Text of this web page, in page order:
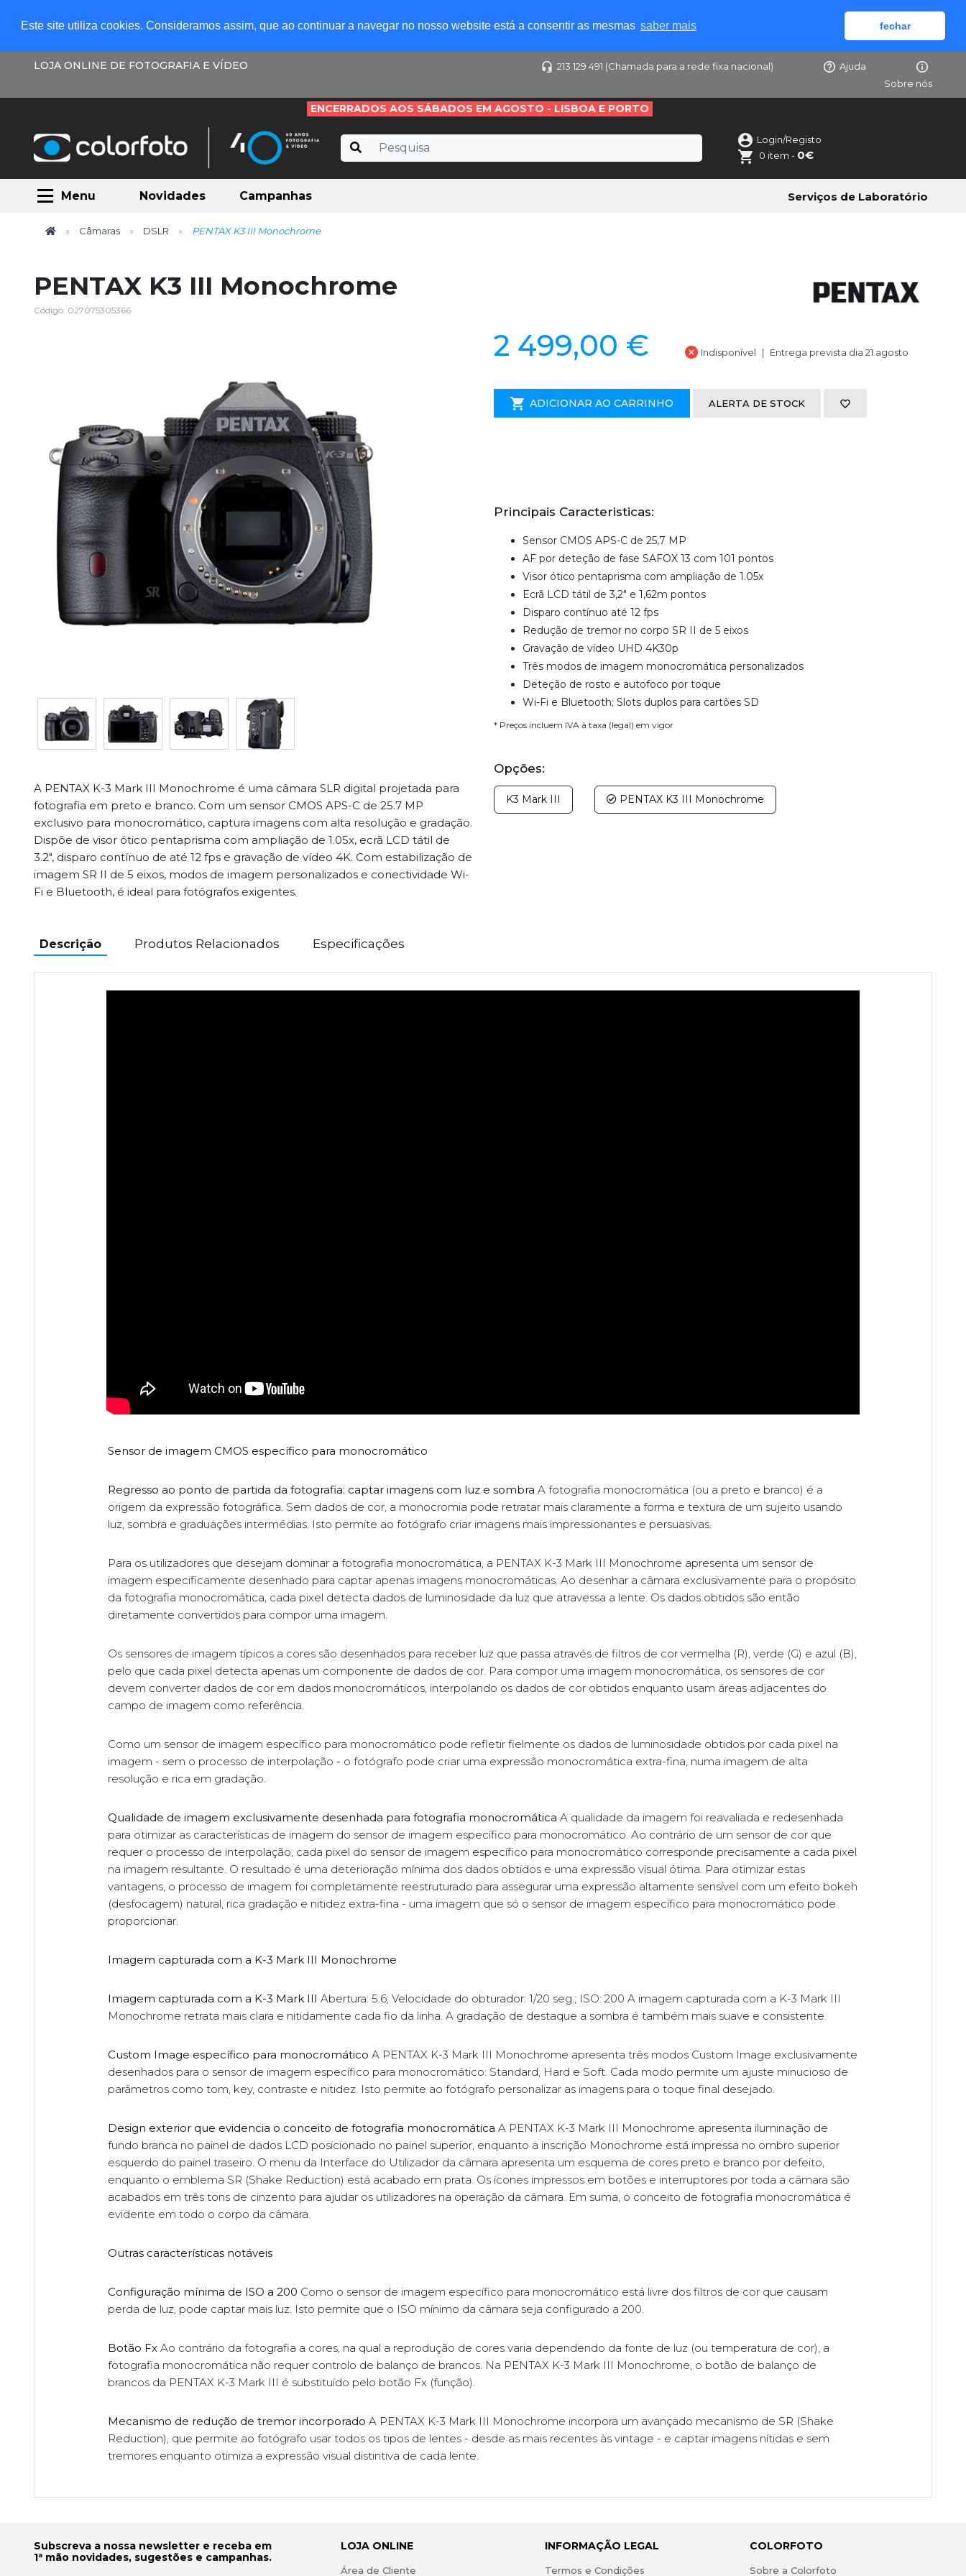
Este site utiliza cookies. Consideramos assim, que ao continuar a navegar no nosso website está a consentir as mesmas saber mais fechar
LOJA ONLINE DE FOTOGRAFIA E VÍDEO 213 129 491 (Chamada para a rede fixa nacional)
Ajuda
Sobre nós
ENCERRADOS AOS SÁBADOS EM AGOSTO - LISBOA E PORTO
Login/Registo
0 item - 0€
Menu Novidades Campanhas Serviços de Laboratório
Câmaras DSLR PENTAX K3 III Monochrome
PENTAX K3 III Monochrome
Código: 027075305366
A PENTAX K-3 Mark III Monochrome é uma câmara SLR digital projetada para
fotografia em preto e branco. Com um sensor CMOS APS-C de 25.7 MP
exclusivo para monocromático, captura imagens com alta resolução e gradação.
Dispõe de visor ótico pentaprisma com ampliação de 1.05x, ecrã LCD tátil de
3.2", disparo contínuo de até 12 fps e gravação de vídeo 4K. Com estabilização de
imagem SR II de 5 eixos, modos de imagem personalizados e conectividade Wi-
Fi e Bluetooth, é ideal para fotógrafos exigentes.
2 499,00 € Indisponível Entrega prevista dia 21 agosto
ADICIONAR AO CARRINHO ALERTA DE STOCK
Principais Caracteristicas:
Sensor CMOS APS-C de 25,7 MP
AF por deteção de fase SAFOX 13 com 101 pontos
Visor ótico pentaprisma com ampliação de 1.05x
Ecrã LCD tátil de 3,2" e 1,62m pontos
Disparo contínuo até 12 fps
Redução de tremor no corpo SR II de 5 eixos
Gravação de vídeo UHD 4K30p
Três modos de imagem monocromática personalizados
Deteção de rosto e autofoco por toque
Wi-Fi e Bluetooth; Slots duplos para cartões SD
* Preços incluem IVA à taxa (legal) em vigor
Opções:
K3 Mark III PENTAX K3 III Monochrome
Descrição Produtos Relacionados Especificações
Sensor de imagem CMOS específico para monocromático
Regresso ao ponto de partida da fotografia: captar imagens com luz e sombra A fotografia monocromática (ou a preto e branco) é a
origem da expressão fotográfica. Sem dados de cor, a monocromia pode retratar mais claramente a forma e textura de um sujeito usando
luz, sombra e graduações intermédias. Isto permite ao fotógrafo criar imagens mais impressionantes e persuasivas.
Para os utilizadores que desejam dominar a fotografia monocromática, a PENTAX K-3 Mark III Monochrome apresenta um sensor de
imagem especificamente desenhado para captar apenas imagens monocromáticas. Ao desenhar a câmara exclusivamente para o propósito
da fotografia monocromática, cada pixel detecta dados de luminosidade da luz que atravessa a lente. Os dados obtidos são então
diretamente convertidos para compor uma imagem.
Os sensores de imagem típicos a cores são desenhados para receber luz que passa através de filtros de cor vermelha (R), verde (G) e azul (B),
pelo que cada pixel detecta apenas um componente de dados de cor. Para compor uma imagem monocromática, os sensores de cor
devem converter dados de cor em dados monocromáticos, interpolando os dados de cor obtidos enquanto usam áreas adjacentes do
campo de imagem como referência.
Como um sensor de imagem específico para monocromático pode refletir fielmente os dados de luminosidade obtidos por cada pixel na
imagem - sem o processo de interpolação - o fotógrafo pode criar uma expressão monocromática extra-fina, numa imagem de alta
resolução e rica em gradação.
Qualidade de imagem exclusivamente desenhada para fotografia monocromática A qualidade da imagem foi reavaliada e redesenhada
para otimizar as características de imagem do sensor de imagem específico para monocromático. Ao contrário de um sensor de cor que
requer o processo de interpolação, cada pixel do sensor de imagem específico para monocromático corresponde precisamente a cada pixel
na imagem resultante. O resultado é uma deterioração mínima dos dados obtidos e uma expressão visual ótima. Para otimizar estas
vantagens, o processo de imagem foi completamente reestruturado para assegurar uma expressão altamente sensível com um efeito bokeh
(desfocagem) natural, rica gradação e nitidez extra-fina - uma imagem que só o sensor de imagem específico para monocromático pode
proporcionar.
Imagem capturada com a K-3 Mark III Monochrome
Imagem capturada com a K-3 Mark III Abertura: 5.6; Velocidade do obturador: 1/20 seg.; ISO: 200 A imagem capturada com a K-3 Mark III
Monochrome retrata mais clara e nitidamente cada fio da linha. A gradação de destaque a sombra é também mais suave e consistente.
Custom Image específico para monocromático A PENTAX K-3 Mark III Monochrome apresenta três modos Custom Image exclusivamente
desenhados para o sensor de imagem específico para monocromático: Standard, Hard e Soft. Cada modo permite um ajuste minucioso de
parâmetros como tom, key, contraste e nitidez. Isto permite ao fotógrafo personalizar as imagens para o toque final desejado.
Design exterior que evidencia o conceito de fotografia monocromática A PENTAX K-3 Mark III Monochrome apresenta iluminação de
fundo branca no painel de dados LCD posicionado no painel superior, enquanto a inscrição Monochrome está impressa no ombro superior
esquerdo do painel traseiro. O menu da Interface do Utilizador da câmara apresenta um esquema de cores preto e branco por defeito,
enquanto o emblema SR (Shake Reduction) está acabado em prata. Os ícones impressos em botões e interruptores por toda a câmara são
acabados em três tons de cinzento para ajudar os utilizadores na operação da câmara. Em suma, o conceito de fotografia monocromática é
evidente em todo o corpo da câmara.
Outras características notáveis
Configuração mínima de ISO a 200 Como o sensor de imagem específico para monocromático está livre dos filtros de cor que causam
perda de luz, pode captar mais luz. Isto permite que o ISO mínimo da câmara seja configurado a 200.
Botão FxAo contrário da fotografia a cores, na qual a reprodução de cores varia dependendo da fonte de luz (ou temperatura de cor), a
fotografia monocromática não requer controlo de balanço de brancos. Na PENTAX K-3 Mark III Monochrome, o botão de balanço de
brancos da PENTAX K-3 Mark III é substituído pelo botão Fx (função).
Mecanismo de redução de tremor incorporado A PENTAX K-3 Mark III Monochrome incorpora um avançado mecanismo de SR (Shake
Reduction), que permite ao fotógrafo usar todos os tipos de lentes - desde as mais recentes às vintage - e captar imagens nítidas e sem
tremores enquanto otimiza a expressão visual distintiva de cada lente.
Subscreva a nossa newsletter e receba em
1ª mão novidades, sugestões e campanhas.
LOJA ONLINE
Área de Cliente
INFORMAÇÃO LEGAL
Termos e Condições
COLORFOTO
Sobre a Colorfoto